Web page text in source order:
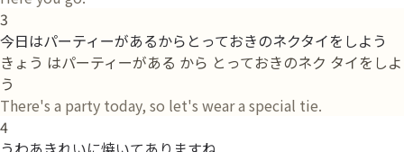
3
今日はパーティーがあるからとっておきのネクタイをしよう
きょう はパーティーがある から とっておきのネク タイをしよ
う
There's a party today, so let's wear a special tie.
4